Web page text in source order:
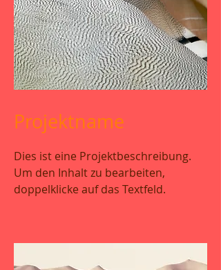
Projektname
Dies ist eine Projektbeschreibung.
Um den Inhalt zu bearbeiten,
doppelklicke auf das Textfeld.